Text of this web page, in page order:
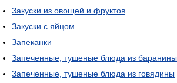
Закуски из овощей и фруктов
Закуски с яйцом
Запеканки
Запеченные, тушеные блюда из баранины
Запеченные, тушеные блюда из говядины